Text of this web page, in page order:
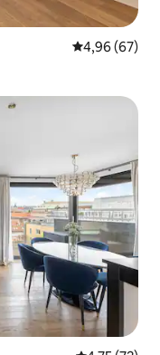
4,96 (67)